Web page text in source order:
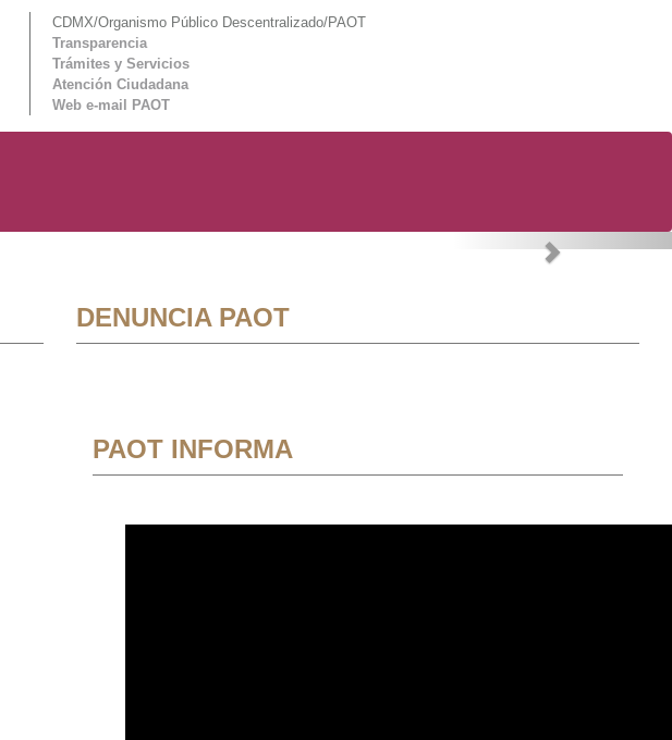
CDMX/Organismo Público Descentralizado/PAOT
Transparencia
Trámites y Servicios
Atención Ciudadana
Web e-mail PAOT
Next
DENUNCIA PAOT
PAOT INFORMA